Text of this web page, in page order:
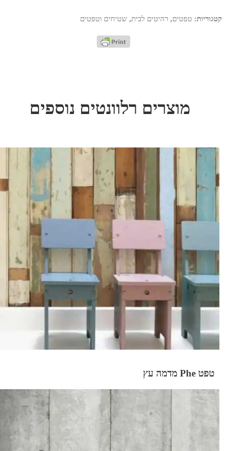
קטגוריות: טפטים, רהיטים לבית, שטיחים וטפטים
מוצרים רלוונטים נוספים
טפט Phe מדמה עץ